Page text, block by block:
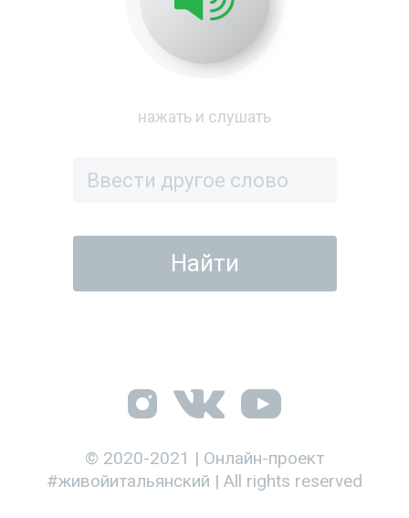
нажать и слушать
© 2020-2021 | Онлайн-проект
#живойитальянский | All rights reserved